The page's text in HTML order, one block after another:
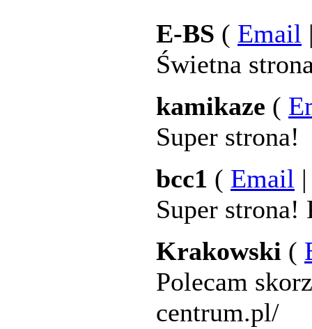
E-BS ( Email
Świetna
kamikaze (
Super strona!
bcc1 ( Email
Super strona!
Krakowski (
Polecam
centrum.pl/